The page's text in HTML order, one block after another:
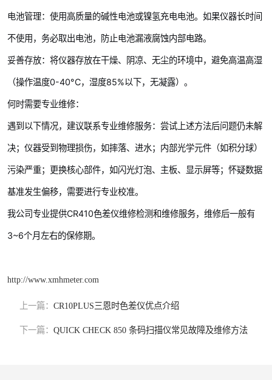
电池管理：使用高质量的碱性电池或镍氢充电电池。如果仪器长时间
不使用，务必取出电池，防止电池漏液腐蚀内部电路。
妥善存放：将仪器存放在干燥、阴凉、无尘的环境中，避免高温高湿
（操作温度0-40°C，湿度85%以下，无凝露）。
何时需要专业维修：
遇到以下情况，建议联系专业维修服务：尝试上述方法后问题仍未解
决；仪器受到物理损伤，如摔落、进水；内部光学元件（如积分球）
污染严重；更换核心部件，如闪光灯泡、主板、显示屏等；怀疑数据
基准发生偏移，需要进行专业校准。
我公司专业提供CR410色差仪维修检测和维修服务，维修后一般有
3~6个月左右的保修期。
http://www.xmhmeter.com
上一篇： CR10PLUS三恩时色差仪优点介绍
下一篇： QUICK CHECK 850 条码扫描仪常见故障及维修方法